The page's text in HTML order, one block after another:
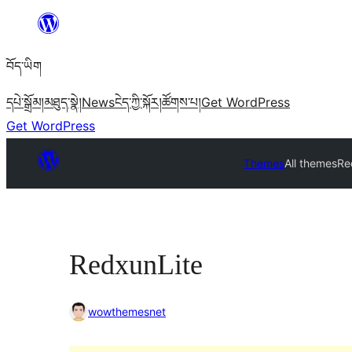
content
བོད་ཡིག
དཔེ་སྒྲོམ།མཐུད་སྣེ།Newsངེད་ཀྱི་སྐོར།ཚོགས་པ།Get WordPress
Get WordPress
ThemesAll themes
RedxunLite
wowthemesnet